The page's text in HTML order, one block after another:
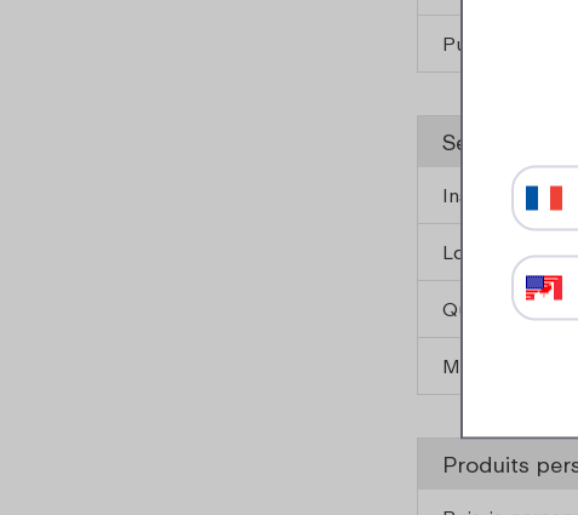
Puis-je
Service de
Instructions
La vaisselle
Quel est le
Ma vaisselle
Produits